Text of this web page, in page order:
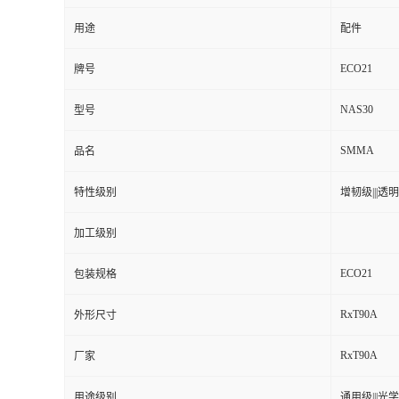
用途 配件
牌号 ECO21
型号 NAS30
品名 SMMA
特性级别 增韧级|||透明
加工级别
包装规格 ECO21
外形尺寸 RxT90A
厂家 RxT90A